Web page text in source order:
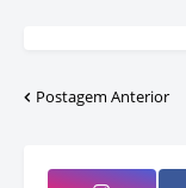
Postagem Anterior